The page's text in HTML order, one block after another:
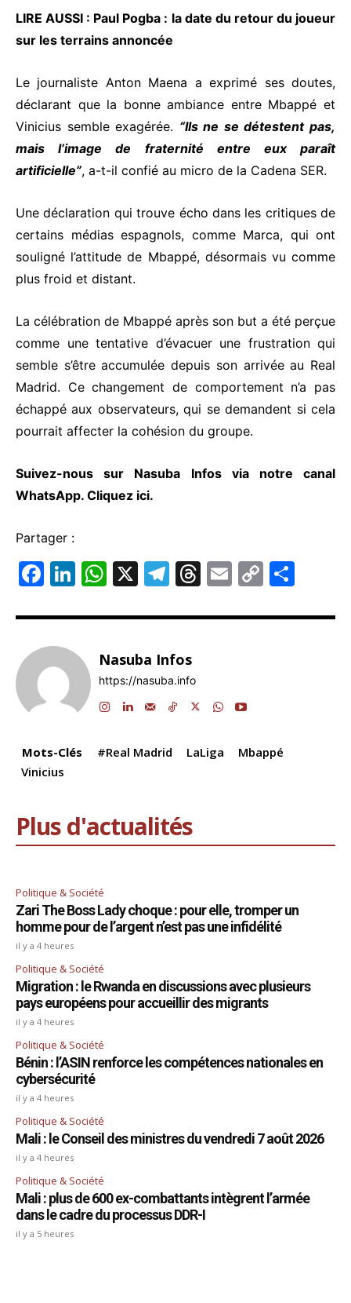
LIRE AUSSI : Paul Pogba : la date du retour du joueur
sur les terrains annoncée
Le journaliste Anton Maena a exprimé ses doutes,
déclarant que la bonne ambiance entre Mbappé et
Vinicius semble exagérée. “Ils ne se détestent pas,
mais l’image de fraternité entre eux paraît
artificielle”, a-t-il confié au micro de la Cadena SER.
Une déclaration qui trouve écho dans les critiques de
certains médias espagnols, comme Marca, qui ont
souligné l’attitude de Mbappé, désormais vu comme
plus froid et distant.
La célébration de Mbappé après son but a été perçue
comme une tentative d’évacuer une frustration qui
semble s’être accumulée depuis son arrivée au Real
Madrid. Ce changement de comportement n’a pas
échappé aux observateurs, qui se demandent si cela
pourrait affecter la cohésion du groupe.
Suivez-nous sur Nasuba Infos via notre canal
WhatsApp. Cliquez ici.
Partager :
F
c
e
b
o
k
Li
k
e
dI
n
W
at
s
A
p
X
T
e
gr
a
m
T
e
s
E
ai
C
p ta
Nasuba Infos
https://nasuba.info
Mots-Clés #Real Madrid LaLiga
Mbappé
Vinicius
Plus d'actualités
Politique & Société
Zari The Boss Lady choque : pour elle, tromper un
homme pour de l’argent n’est pas une infidélité
il y a 4 heures
Politique & Société
Migration : le Rwanda en discussions avec plusieurs
pays européens pour accueillir des migrants
il y a 4 heures
Politique & Société
Bénin : l’ASIN renforce les compétences nationales en
cybersécurité
il y a 4 heures
Politique & Société
Mali : le Conseil des ministres du vendredi 7 août 2026
il y a 4 heures
Politique & Société
Mali : plus de 600 ex-combattants intègrent l’armée
dans le cadre du processus DDR-I
il y a 5 heures